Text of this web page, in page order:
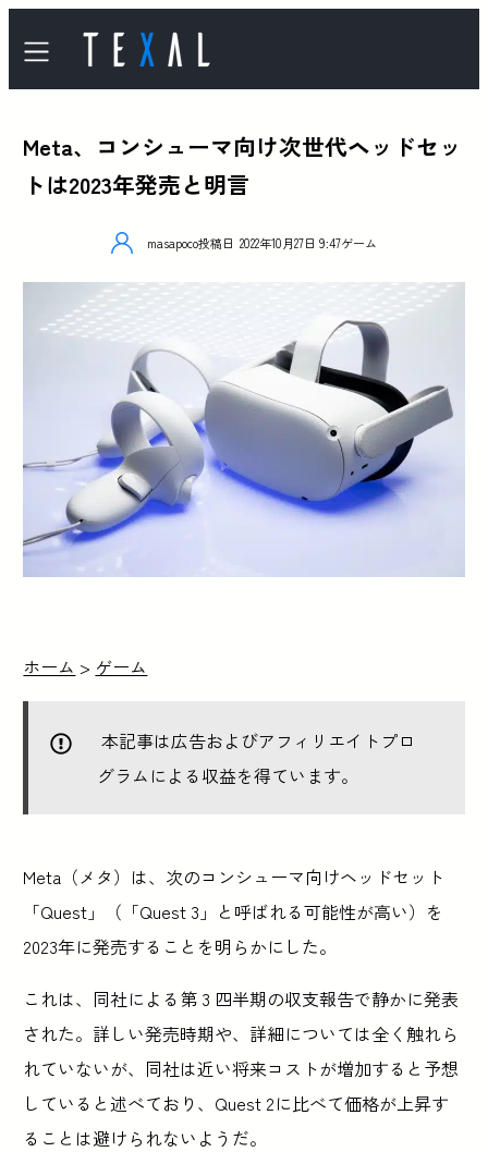
Meta、コンシューマ向け次世代ヘッドセッ
トは2023年発売と明言
masapoco投稿日 2022年10月27日 9:47ゲーム
ホーム > ゲーム
本記事は広告およびアフィリエイトプロ
グラムによる収益を得ています。
Meta（メタ）は、次のコンシューマ向けヘッドセット
「Quest」（「Quest 3」と呼ばれる可能性が高い）を
2023年に発売することを明らかにした。
これは、同社による第 3 四半期の収支報告で静かに発表
された。詳しい発売時期や、詳細については全く触れら
れていないが、同社は近い将来コストが増加すると予想
していると述べており、Quest 2に比べて価格が上昇す
ることは避けられないようだ。